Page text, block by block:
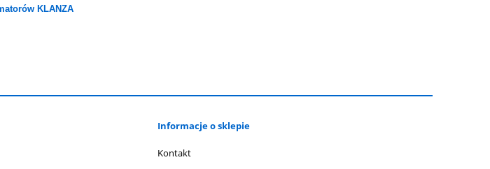
KLANZA
Informacje o sklepie
Kontakt